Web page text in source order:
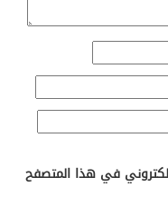
في هذا المتصفح